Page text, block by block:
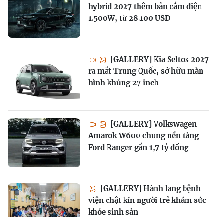
hybrid 2027 thêm bản cắm điện
1.500W, từ 28.100 USD
[GALLERY] Kia Seltos 2027
ra mắt Trung Quốc, sở hữu màn
hình khủng 27 inch
[GALLERY] Volkswagen
Amarok W600 chung nền tảng
Ford Ranger gần 1,7 tỷ đồng
[GALLERY] Hành lang bệnh
viện chật kín người trẻ khám sức
khỏe sinh sản